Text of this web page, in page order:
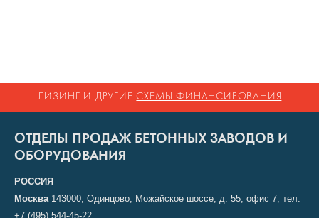
ЛИЗИНГ И ДРУГИЕ СХЕМЫ ФИНАНСИРОВАНИЯ
ОТДЕЛЫ ПРОДАЖ БЕТОННЫХ ЗАВОДОВ И
ОБОРУДОВАНИЯ
РОССИЯ
Москва143000, Одинцово, Можайское шоссе, д. 55, офис 7, тел.
+7 (495) 544-45-22